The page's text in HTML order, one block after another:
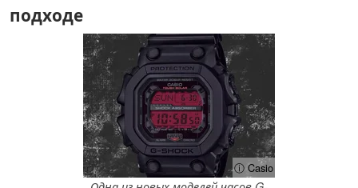
подходе
ⓘ Casio